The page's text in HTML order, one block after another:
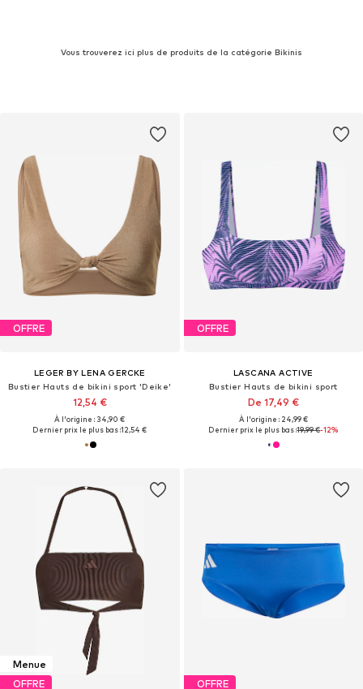
Vous trouverez ici plus de produits de la catégorie Bikinis
OFFRE
LEGER BY LENA GERCKE
Bustier Hauts de bikini sport 'Deike'
12,54 €
À l'origine : 34,90 €
Dernier prix le plus bas :12,54 €
OFFRE
LASCANA ACTIVE
Bustier Hauts de bikini sport
De 17,49 €
À l'origine : 24,99 €
Dernier prix le plus bas :19,99 €-12%
Menue
OFFRE
OFFRE